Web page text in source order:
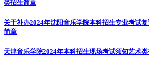
类招生简章
关于补办2024年沈阳音乐学院本科招生专业考试
简章
天津音乐学院2024年本科招生现场考试须知艺术类